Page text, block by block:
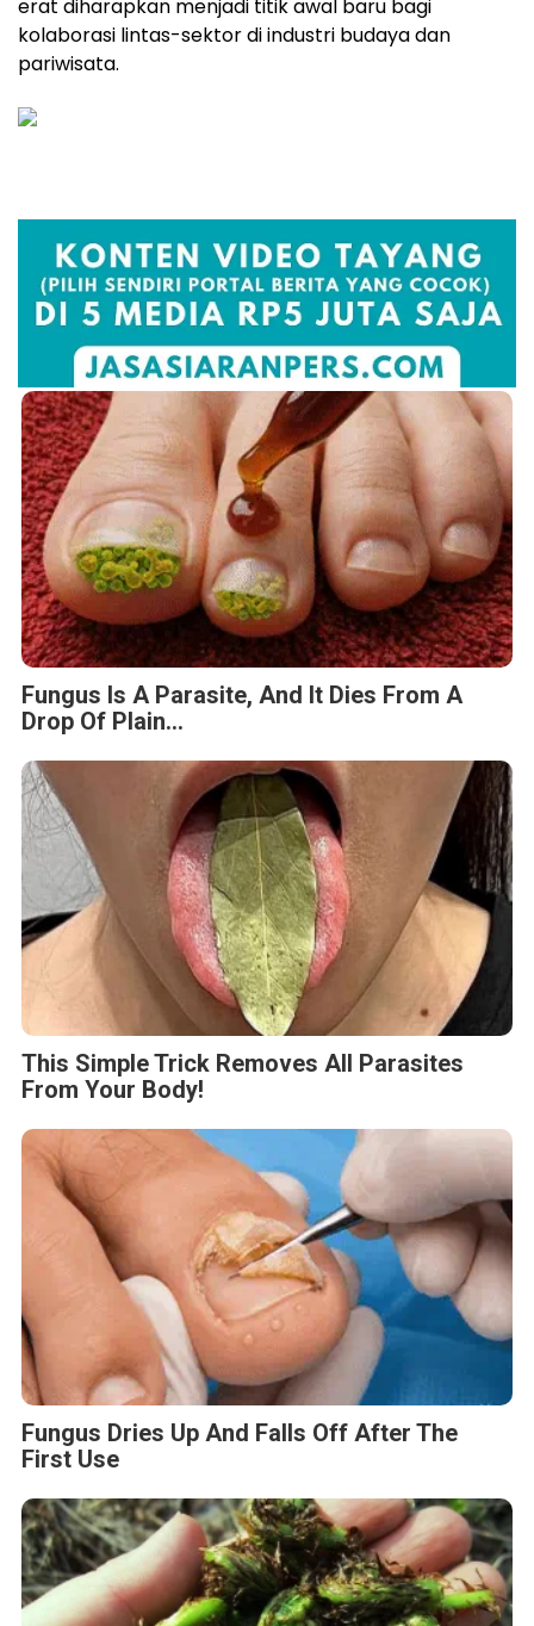
erat diharapkan menjadi titik awal baru bagi
kolaborasi lintas-sektor di industri budaya dan
pariwisata.
Fungus Is A Parasite, And It Dies From A
Drop Of Plain...
This Simple Trick Removes All Parasites
From Your Body!
Fungus Dries Up And Falls Off After The
First Use